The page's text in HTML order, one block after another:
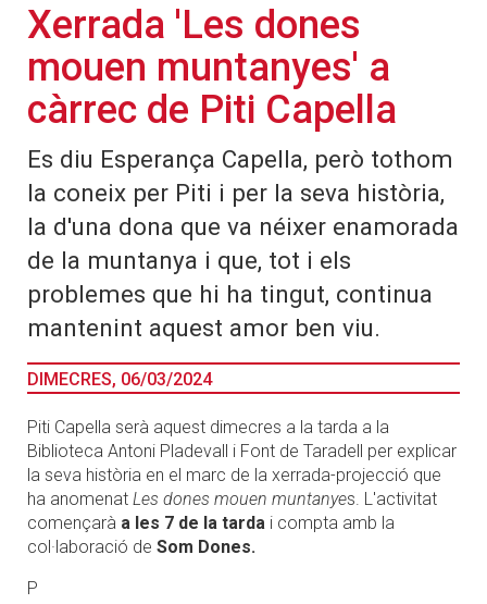
Xerrada 'Les dones
mouen muntanyes' a
càrrec de Piti Capella
Es diu Esperança Capella, però tothom
la coneix per Piti i per la seva història,
la d'una dona que va néixer enamorada
de la muntanya i que, tot i els
problemes que hi ha tingut, continua
mantenint aquest amor ben viu.
DIMECRES, 06/03/2024
Piti Capella serà aquest dimecres a la tarda a la
Biblioteca Antoni Pladevall i Font de Taradell per explicar
la seva història en el marc de la xerrada-projecció que
ha anomenat Les dones mouen muntanyes. L'activitat
començarà a les 7 de la tarda i compta amb la
col·laboració de Som Dones.
P